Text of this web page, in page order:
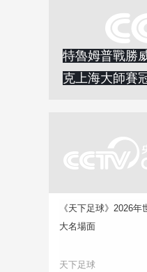
特魯姆普戰勝
克上海大師賽
《天下足球》2026年
大名場面
天下足球